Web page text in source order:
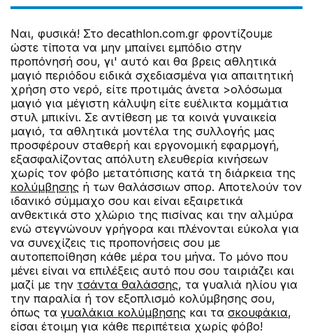
Ναι, φυσικά! Στο decathlon.com.gr φροντίζουμε
ώστε τίποτα να μην μπαίνει εμπόδιο στην
προπόνησή σου, γι' αυτό και θα βρεις αθλητικά
μαγιό περιόδου ειδικά σχεδιασμένα για απαιτητική
χρήση στο νερό, είτε προτιμάς άνετα >ολόσωμα
μαγιό για μέγιστη κάλυψη είτε ευέλικτα κομμάτια
στυλ μπικίνι. Σε αντίθεση με τα κοινά γυναικεία
μαγιό, τα αθλητικά μοντέλα της συλλογής μας
προσφέρουν σταθερή και εργονομική εφαρμογή,
εξασφαλίζοντας απόλυτη ελευθερία κινήσεων
χωρίς τον φόβο μετατόπισης κατά τη διάρκεια της
κολύμβησης ή των θαλάσσιων σπορ. Αποτελούν τον
ιδανικό σύμμαχο σου και είναι εξαιρετικά
ανθεκτικά στο χλώριο της πισίνας και την αλμύρα
ενώ στεγνώνουν γρήγορα και πλένονται εύκολα για
να συνεχίζεις τις προπονήσεις σου με
αυτοπεποίθηση κάθε μέρα του μήνα. Το μόνο που
μένει είναι να επιλέξεις αυτό που σου ταιριάζει και
μαζί με την τσάντα θαλάσσης, τα γυαλιά ηλίου για
την παραλία ή τον εξοπλισμό κολύμβησης σου,
όπως τα γυαλάκια κολύμβησης και τα σκουφάκια,
είσαι έτοιμη για κάθε περιπέτεια χωρίς φόβο!